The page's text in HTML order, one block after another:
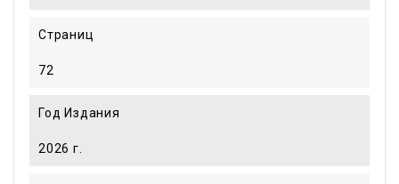
Страниц
72
Год Издания
2026 г.